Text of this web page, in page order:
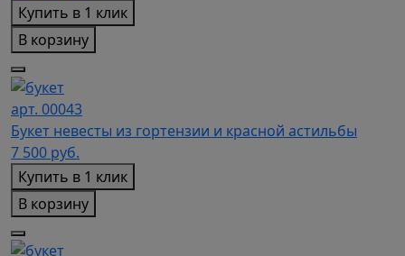
Купить в 1 клик
В корзину
арт. 00043
Букет невесты из гортензии и красной астильбы
7 500 руб.
Купить в 1 клик
В корзину